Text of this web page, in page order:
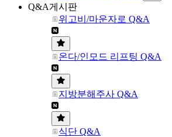
Q&A게시판
위고비/마운자로 Q&A
온다/인모드 리프팅 Q&A
지방분해주사 Q&A
식단 Q&A